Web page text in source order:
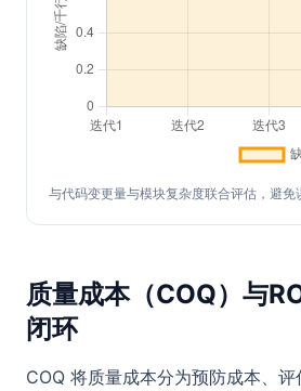
与代码变更量与模块复杂度联合评估，避免
质量成本（COQ）与
闭环
COQ 将质量成本分为预防成本、